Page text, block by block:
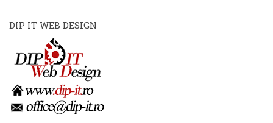
DIP IT WEB DESIGN